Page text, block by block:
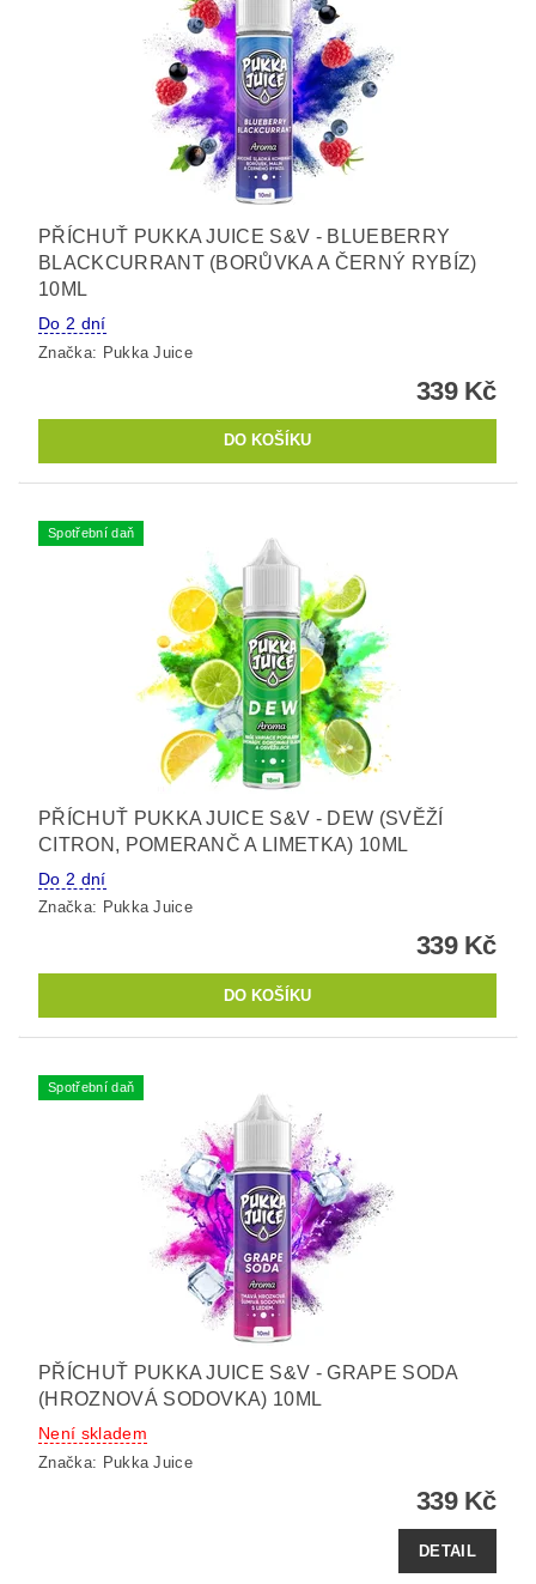
PŘÍCHUŤ PUKKA JUICE S&V - BLUEBERRY
BLACKCURRANT (BORŮVKA A ČERNÝ RYBÍZ)
10ML
Do 2 dní
Značka: Pukka Juice
339 Kč
Spotřební daň
PŘÍCHUŤ PUKKA JUICE S&V - DEW (SVĚŽÍ
CITRON, POMERANČ A LIMETKA) 10ML
Do 2 dní
Značka: Pukka Juice
339 Kč
Spotřební daň
PŘÍCHUŤ PUKKA JUICE S&V - GRAPE SODA
(HROZNOVÁ SODOVKA) 10ML
Není skladem
Značka: Pukka Juice
339 Kč
DETAIL